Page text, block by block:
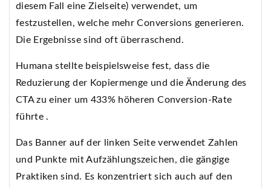
diesem Fall eine Zielseite) verwendet, um
festzustellen, welche mehr Conversions generieren.
Die Ergebnisse sind oft überraschend.
Humana stellte beispielsweise fest, dass die
Reduzierung der Kopiermenge und die Änderung des
CTA zu einer um 433% höheren Conversion-Rate
führte .
Das Banner auf der linken Seite verwendet Zahlen
und Punkte mit Aufzählungszeichen, die gängige
Praktiken sind. Es konzentriert sich auch auf den